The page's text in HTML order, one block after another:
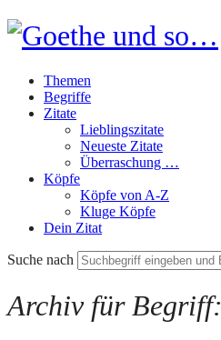
Goethe
und
so…
Themen
Begriffe
Zitate
Lieblingszitate
Neueste Zitate
Überraschung …
Köpfe
Köpfe von A-Z
Kluge Köpfe
Dein Zitat
Suche nach
Archiv für Begriff: